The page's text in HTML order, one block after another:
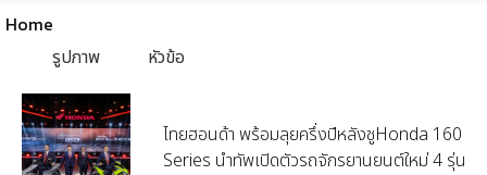
Home
รูปภาพ
หัวข้อ
ไทยฮอนด้า พร้อมลุยครึ่งปีหลังชูHonda 160
Series นำทัพเปิดตัวรถจักรยานยนต์ใหม่ 4 รุ่น